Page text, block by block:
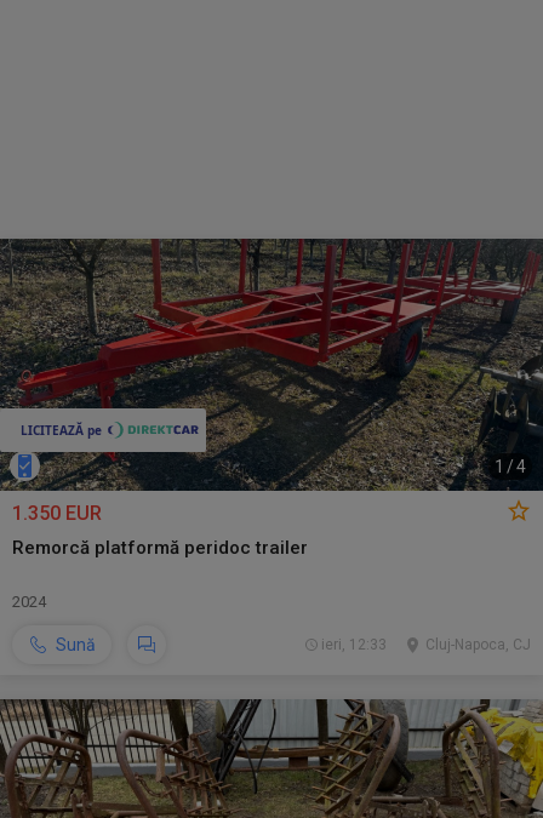
1 /4
1.350 EUR
Remorcă platformă peridoc trailer
2024
Sună Cluj-Napoca, CJ
ieri, 12:33